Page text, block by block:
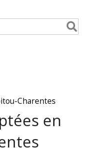
Charentes
en